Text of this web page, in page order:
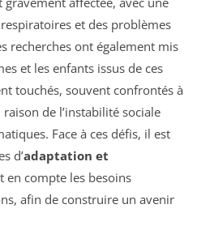
et des problèmes
recherches ont également mis
et les enfants issus de ces
touchés, souvent confrontés à
de l’instabilité sociale
Face à ces défis, il est
d’adaptation et
en compte les besoins
afin de construire un avenir